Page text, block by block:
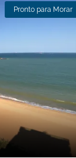
Pronto para Morar